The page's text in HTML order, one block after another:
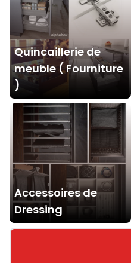
Quincaillerie de
meuble ( Fourniture
)
Accessoires de
Dressing